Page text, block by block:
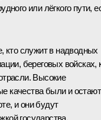
или лёгкого пути,
кто служит в надводных
береговых войсках,
Высокие
качества были и
и они будут
государства.